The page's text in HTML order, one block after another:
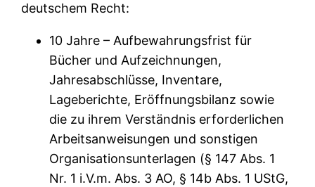
deutschem Recht:
10 Jahre – Aufbewahrungsfrist für
Bücher und Aufzeichnungen,
Jahresabschlüsse, Inventare,
Lageberichte, Eröffnungsbilanz sowie
die zu ihrem Verständnis erforderlichen
Arbeitsanweisungen und sonstigen
Organisationsunterlagen (§ 147 Abs. 1
Nr. 1 i.V.m. Abs. 3 AO, § 14b Abs. 1 UStG,